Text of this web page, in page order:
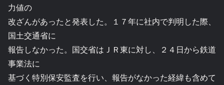
力値の
改ざんがあったと発表した。１７年に社内で判明した際、
国土交通省に
報告しなかった。国交省はＪＲ東に対し、２４日から鉄道
事業法に
基づく特別保安監査を行い、報告がなかった経緯も含めて